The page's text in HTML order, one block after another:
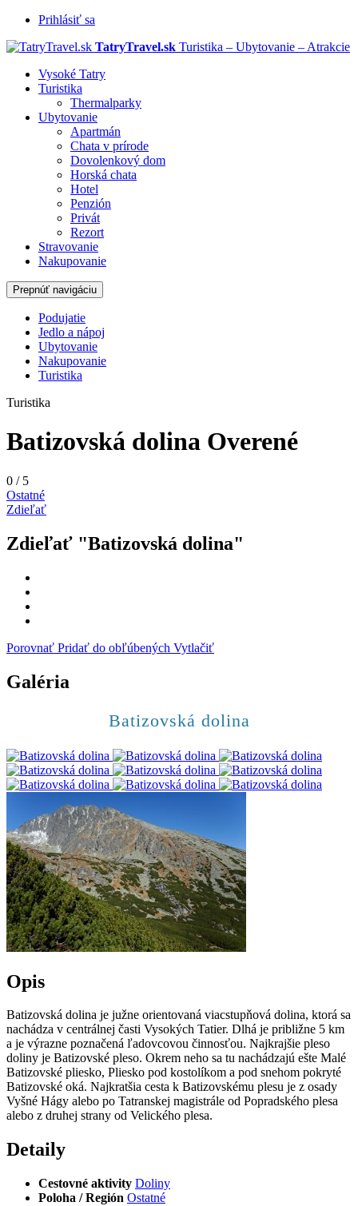
Prihlásiť sa
TatryTravel.sk Turistika – Ubytovanie – Atrakcie
Vysoké Tatry
Turistika
Thermalparky
Ubytovanie
Apartmán
Chata v prírode
Dovolenkový dom
Horská chata
Hotel
Penzión
Privát
Rezort
Stravovanie
Nakupovanie
Prepnúť navigáciu
Podujatie
Jedlo a nápoj
Ubytovanie
Nakupovanie
Turistika
Turistika
Batizovská dolina Overené
0 /5
Ostatné
Zdieľať
Zdieľať "Batizovská dolina"
Porovnať Pridať do obľúbených Vytlačiť
Galéria
Batizovská dolina
Opis
Batizovská dolina je južne orientovaná viacstupňová dolina, ktorá sa
nachádza v centrálnej časti Vysokých Tatier. Dlhá je približne 5 km
a je výrazne poznačená ľadovcovou činnosťou. Najkrajšie pleso
doliny je Batizovské pleso. Okrem neho sa tu nachádzajú ešte Malé
Batizovské pliesko, Pliesko pod kostolíkom a pod snehom pokryté
Batizovské oká. Najkratšia cesta k Batizovskému plesu je z osady
Vyšné Hágy alebo po Tatranskej magistrále od Popradského plesa
alebo z druhej strany od Velického plesa.
Detaily
Cestovné aktivity Doliny
Poloha / Región Ostatné